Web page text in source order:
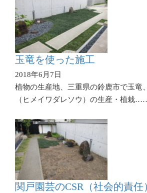
玉竜を使った施工
2018年6月7日
植物の生産地、三重県の鈴鹿市で玉竜
（ヒメイワダレソウ）の生産・植栽
関戸園芸のCSR（社会的責任